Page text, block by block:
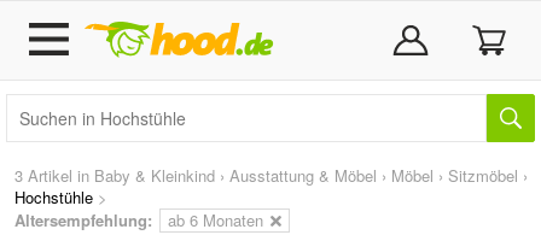
3 Artikel in Baby & Kleinkind › Ausstattung & Möbel › Möbel › Sitzmöbel ›
Hochstühle >
Altersempfehlung:
ab 6 Monaten